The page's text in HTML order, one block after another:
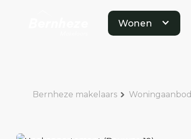
Wonen
Bernheze makelaars Woningaanbod